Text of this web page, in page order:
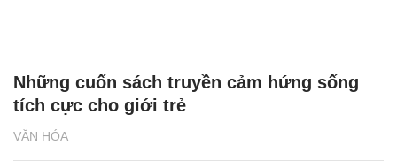
VĂN HÓA
Những cuốn sách truyền cảm hứng sống
tích cực cho giới trẻ